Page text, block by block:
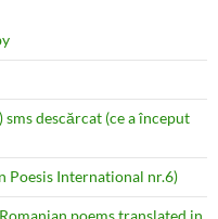
sms descărcat (ce a început
Poesis International nr.6)